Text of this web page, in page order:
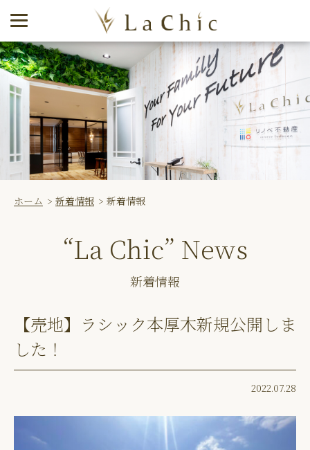
ホーム 新着情報 新着情報
“La Chic” News
新着情報
【売地】ラシック本厚木新規公開しま
した！
2022.07.28